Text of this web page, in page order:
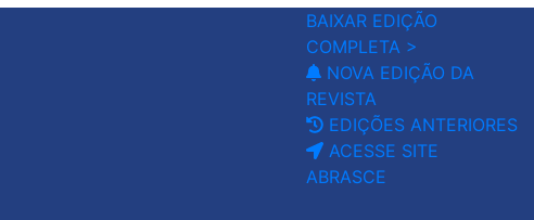
BAIXAR EDIÇÃO
COMPLETA >
NOVA EDIÇÃO DA
REVISTA
EDIÇÕES ANTERIORES
ACESSE SITE
ABRASCE